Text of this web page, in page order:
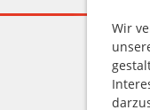
Wir